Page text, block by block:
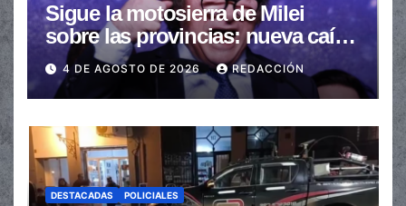
Sigue la motosierra de Milei
sobre las provincias: nueva caída
de las transferencias no
automáticas
4 DE AGOSTO DE 2026 REDACCIÓN
DESTACADAS POLICIALES